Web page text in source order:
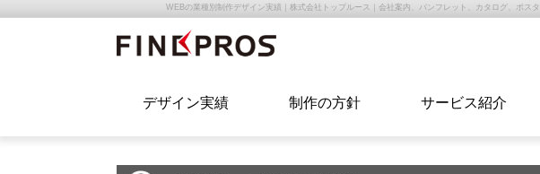
WEBの業種別制作デザイン実績｜株式会社トップルース｜会社案内、パンフレット、カタログ、ポス
デザイン実績 制作の方針 サービス紹介